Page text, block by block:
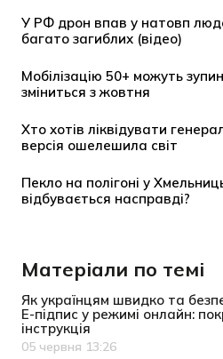
Матеріали по темі
Як українцям швидко та
Е-підпис у режимі онлайн:
інструкція
Дата публікації
05 червня 13:26